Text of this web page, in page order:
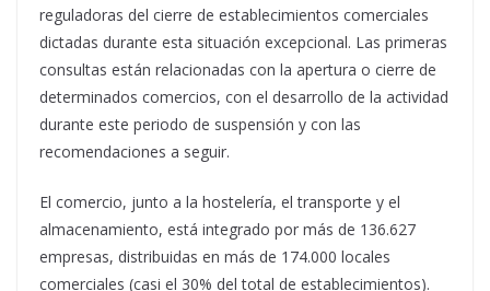
reguladoras del cierre de establecimientos comerciales
dictadas durante esta situación excepcional. Las primeras
consultas están relacionadas con la apertura o cierre de
determinados comercios, con el desarrollo de la actividad
durante este periodo de suspensión y con las
recomendaciones a seguir.
El comercio, junto a la hostelería, el transporte y el
almacenamiento, está integrado por más de 136.627
empresas, distribuidas en más de 174.000 locales
comerciales (casi el 30% del total de establecimientos).